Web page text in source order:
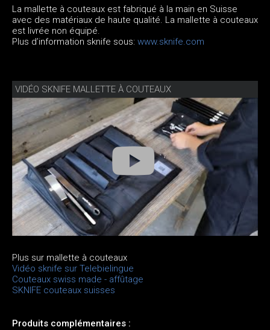
La mallette à couteaux est fabriqué à la main en Suisse
avec des matériaux de haute qualité. La mallette à couteaux
est livrée non équipé.
Plus d’information sknife sous: www.sknife.com
VIDÉO SKNIFE MALLETTE À COUTEAUX
Plus sur mallette à couteaux
Vidéo sknife sur Telebielingue
Couteaux swiss made - affûtage
SKNIFE couteaux suisses
Produits complémentaires :